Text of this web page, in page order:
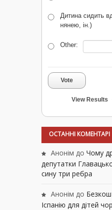
Дитина сидить
нянею, ін.)
Other:
Vote
View Results
ОСТАННІ КОМЕНТАРІ
Анонім до Чому
депутатки
сину три ребра
Анонім до
Іспанію для дітей